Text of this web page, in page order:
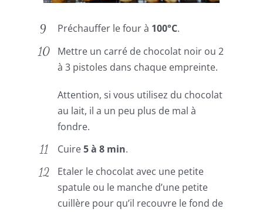
Préchauffer le four à 100°C.
Mettre un carré de chocolat noir ou 2
à 3 pistoles dans chaque empreinte.
Attention, si vous utilisez du chocolat
au lait, il a un peu plus de mal à
fondre.
Cuire5 à 8 min.
Etaler le chocolat avec une petite
spatule ou le manche d’une petite
cuillère pour qu’il recouvre le fond de